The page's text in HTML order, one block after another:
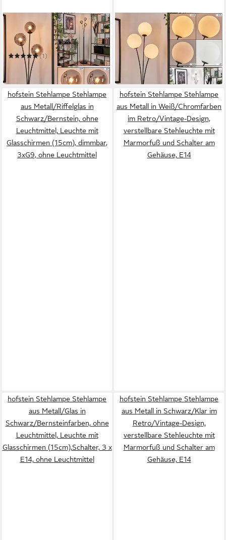
HOFSTEIN
Stehlampe Stehlampe aus
Metall/Glas in
Schwarz/Rauchfarben
(1)
109,99 €
in 2-3 Werktagen bei dir
HOFSTEIN
Stehlampe Stehlampe aus
Metall/Glas in
Schwarz/Weiß
109,99 €
in 2-3 Werktagen bei dir
hofstein Stehlampe Stehlampe
aus Metall/Riffelglas in
Schwarz/Bernstein, ohne
Leuchtmittel, Leuchte mit
Glasschirmen (15cm), dimmbar,
3xG9, ohne Leuchtmittel
hofstein Stehlampe Stehlampe
aus Metall in Weiß/Chromfarben
im Retro/Vintage-Design,
verstellbare Stehleuchte mit
Marmorfuß und Schalter am
Gehäuse, E14
hofstein Stehlampe Stehlampe
aus Metall/Glas in
Schwarz/Bernsteinfarben, ohne
Leuchtmittel, Leuchte mit
Glasschirmen (15cm),Schalter, 3 x
E14, ohne Leuchtmittel
hofstein Stehlampe Stehlampe
aus Metall in Schwarz/Klar im
Retro/Vintage-Design,
verstellbare Stehleuchte mit
Marmorfuß und Schalter am
Gehäuse, E14